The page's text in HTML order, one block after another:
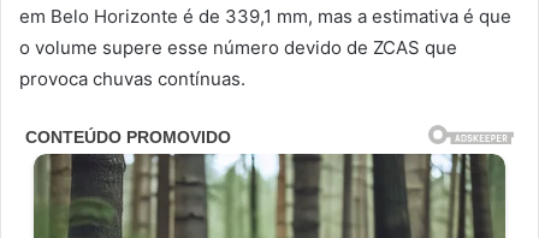
em Belo Horizonte é de 339,1 mm, mas a estimativa é que
o volume supere esse número devido de ZCAS que
provoca chuvas contínuas.